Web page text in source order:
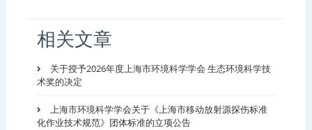
相关文章
关于授予2026年度上海市环境科学学会 生态环境科学技
术奖的决定
上海市环境科学学会关于《上海市移动放射源探伤标准
化作业技术规范》团体标准的立项公告